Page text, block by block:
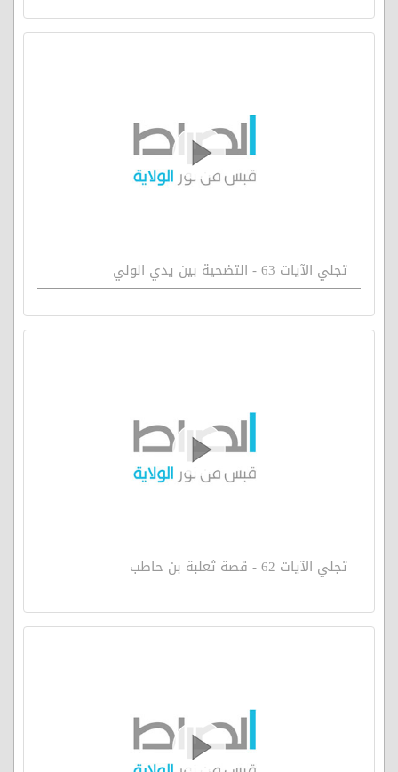
تجلي الآيات 63 - التضحية بين يدي الولي
تجلي الآيات 62 - قصة ثعلبة بن حاطب